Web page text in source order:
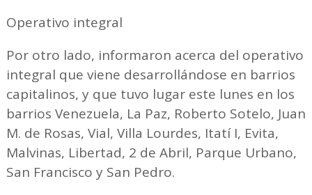
Operativo integral
Por otro lado, informaron acerca del operativo
integral que viene desarrollándose en barrios
capitalinos, y que tuvo lugar este lunes en los
barrios Venezuela, La Paz, Roberto Sotelo, Juan
M. de Rosas, Vial, Villa Lourdes, Itatí I, Evita,
Malvinas, Libertad, 2 de Abril, Parque Urbano,
San Francisco y San Pedro.